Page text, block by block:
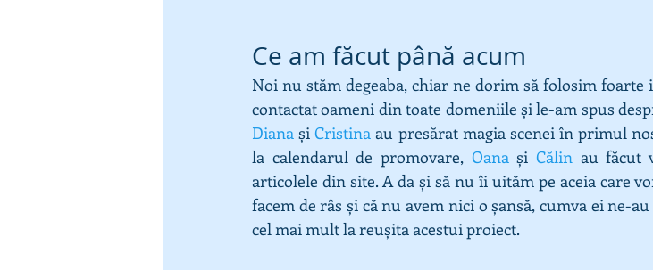
Ce am făcut până acum
Noi nu stăm degeaba, chiar ne dorim să folosim
Diana și Cristina au presărat magia scenei în primul
la calendarul de promovare, Oana și Călin au făcut
articolele din site. A da și să nu îi uităm pe aceia care
facem de râs și că nu avem nici o șansă, cumva ei ne-
cel mai mult la reușita acestui proiect.